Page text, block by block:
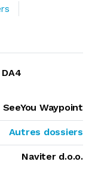
DA4
SeeYou Waypoint
Autres dossiers
Naviter d.o.o.